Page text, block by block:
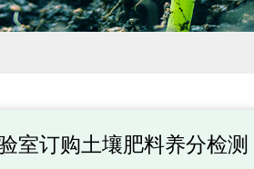
室订购土壤肥料养分检测